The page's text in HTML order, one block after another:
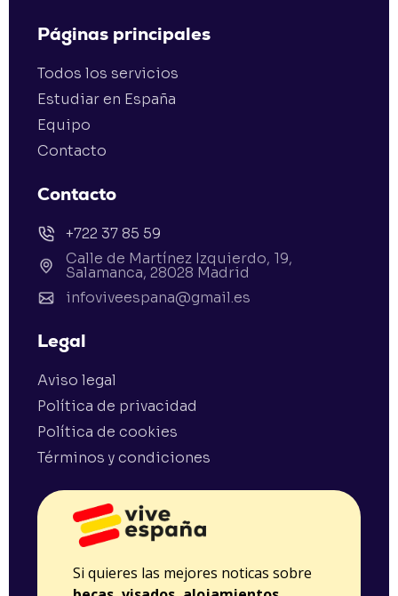
Páginas principales
Todos los servicios
Estudiar en España
Equipo
Contacto
Contacto
+722 37 85 59
Calle de Martínez Izquierdo, 19,
Salamanca, 28028 Madrid
infoviveespana@gmail.es
Legal
Aviso legal
Política de privacidad
Política de cookies
Términos y condiciones